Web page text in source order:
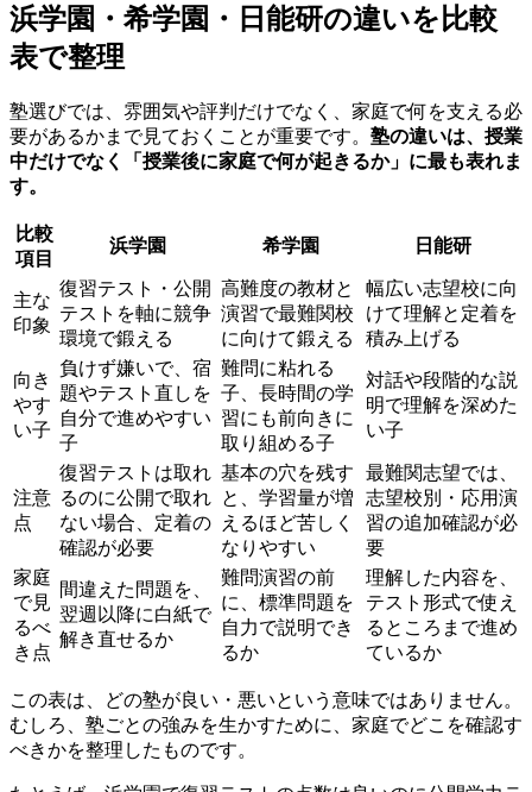
浜学園・希学園・日能研の違いを比較
表で整理
塾選びでは、雰囲気や評判だけでなく、家庭で何を支える必
要があるかまで見ておくことが重要です。 塾の違いは、授業
中だけでなく「授業後に家庭で何が起きるか」に最も表れま
す。
比較
項目
浜学園 希学園 日能研
主な
印象
復習テスト・公開
テストを軸に競争
環境で鍛える
高難度の教材と
演習で最難関校
に向けて鍛える
幅広い志望校に向
けて理解と定着を
積み上げる
向き
やす
い子
負けず嫌いで、宿
題やテスト直しを
自分で進めやすい
子
難問に粘れる
子、長時間の学
習にも前向きに
取り組める子
対話や段階的な説
明で理解を深めた
い子
注意
点
復習テストは取れ
るのに公開で取れ
ない場合、定着の
確認が必要
基本の穴を残す
と、学習量が増
えるほど苦しく
なりやすい
最難関志望では、
志望校別・応用演
習の追加確認が必
要
家庭
で見
るべ
き点
間違えた問題を、
翌週以降に白紙で
解き直せるか
難問演習の前
に、標準問題を
自力で説明でき
るか
理解した内容を、
テスト形式で使え
るところまで進め
ているか
この表は、どの塾が良い・悪いという意味ではありません。
むしろ、塾ごとの強みを生かすために、家庭でどこを確認す
べきかを整理したものです。